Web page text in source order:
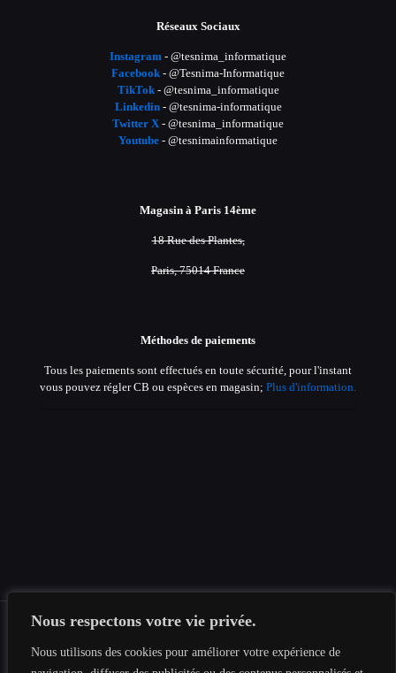
Nous respectons votre vie privée.
Nous utilisons des cookies pour améliorer votre expérience de
Réseaux Sociaux
Instagram - @tesnima_informatique
Facebook - @Tesnima-Informatique
TikTok- @tesnima_informatique
Linkedin- @tesnima-informatique
Twitter X - @tesnima_informatique
Youtube - @tesnimainformatique
Magasin à Paris 14ème
18 Rue des Plantes,
Paris, 75014 France
Méthodes de paiements
Tous les paiements sont effectués en toute sécurité, pour l'instant
vous pouvez régler CB ou espèces en magasin; Plus d'information.